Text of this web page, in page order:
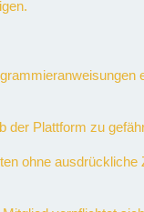
der Plattform zu
ohne ausdrückliche